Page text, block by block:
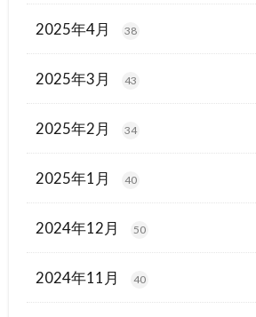
2025年4月 38
2025年3月 43
2025年2月 34
2025年1月 40
2024年12月 50
2024年11月 40